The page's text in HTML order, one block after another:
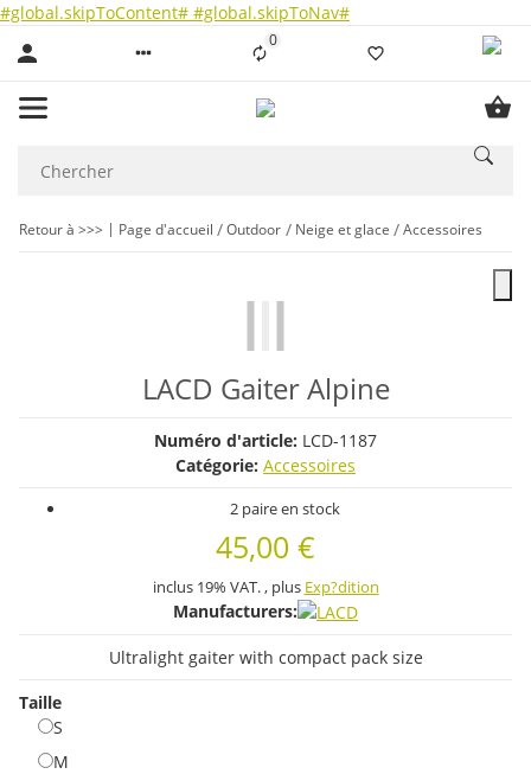
#global.skipToContent# #global.skipToNav#
0Liste ist leer
Retour à >>> Page d'accueil Outdoor Neige et glace Accessoires
LACD Gaiter Alpine
Numéro d'article: LCD-1187
Catégorie: Accessoires
2 paire en stock
45,00 €
inclus 19% VAT. , plus Exp?dition
Manufacturers:
Ultralight gaiter with compact pack size
Taille
S
M